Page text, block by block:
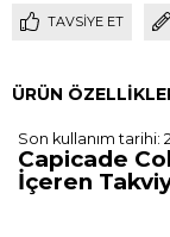
TAVSIYE ET
ÜRÜN
Son kullanım tarihi:
Capicade
İçeren